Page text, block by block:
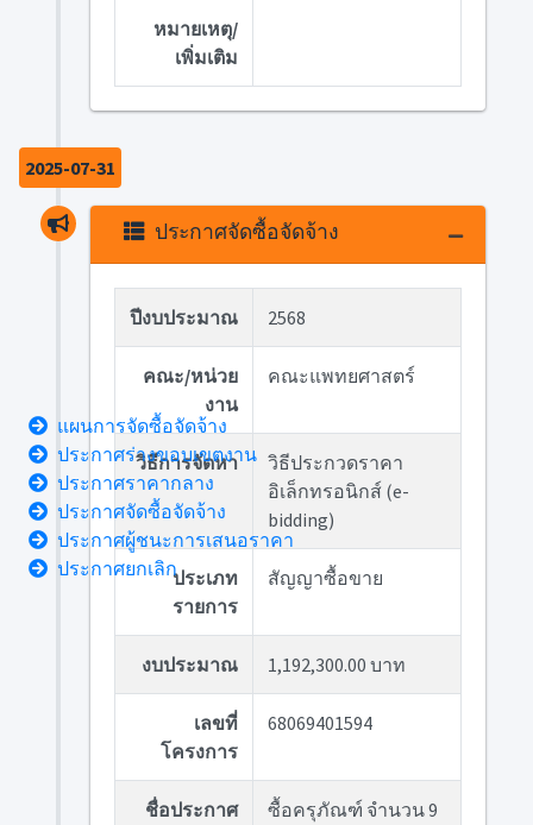
หมายเหตุ/
เพิ่มเติม
2025-07-31
ประกาศจัดซื้อจัดจ้าง
ปีงบประมาณ 2568
คณะ/หน่วย
งาน
คณะแพทยศาสตร์
วิธีการจัดหา
วิธีประกวดราคา
อิเล็กทรอนิกส์ (e-
bidding)
ประเภท
รายการ
สัญญาซื้อขาย
งบประมาณ 1,192,300.00 บาท
เลขที่
โครงการ
68069401594
ชื่อประกาศ
ซื้อครุภัณฑ์ จำนวน 9
แผนการจัดซื้อจัดจ้าง
ประกาศร่างขอบเขตงาน
ประกาศราคากลาง
ประกาศจัดซื้อจัดจ้าง
ประกาศผู้ชนะการเสนอราคา
ประกาศยกเลิก